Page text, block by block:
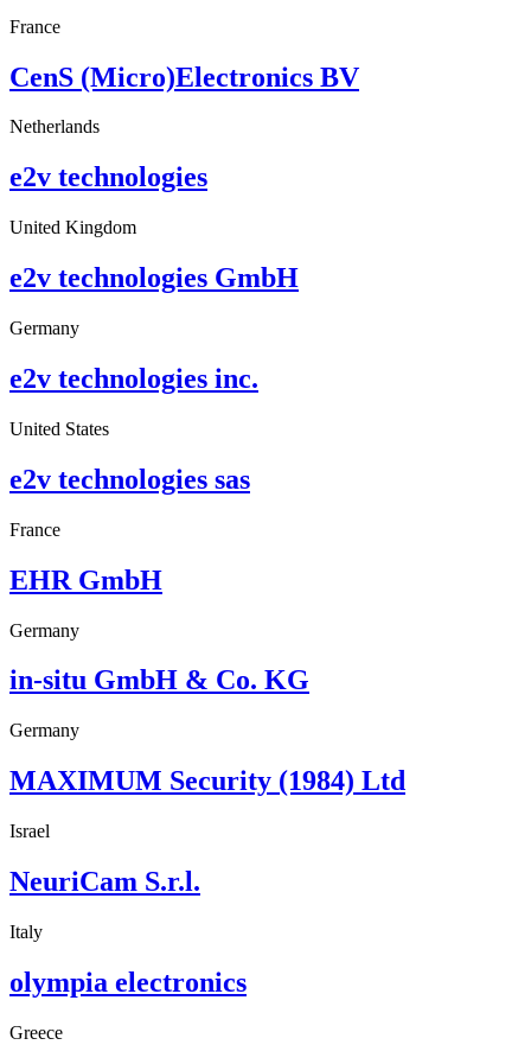
France
CenS (Micro)Electronics BV
Netherlands
e2v technologies
United Kingdom
e2v technologies GmbH
Germany
e2v technologies inc.
United States
e2v technologies sas
France
EHR GmbH
Germany
in-situ GmbH & Co. KG
Germany
MAXIMUM Security (1984) Ltd
Israel
NeuriCam S.r.l.
Italy
olympia electronics
Greece